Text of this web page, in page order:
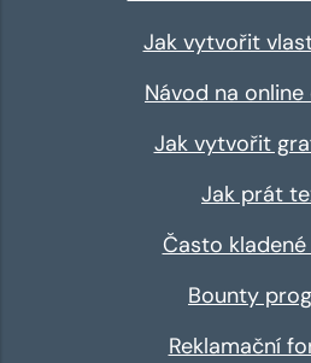
Jak vytvořit
Návod na
Jak vytvořit
Jak prát
Často
Bounty
Reklamační